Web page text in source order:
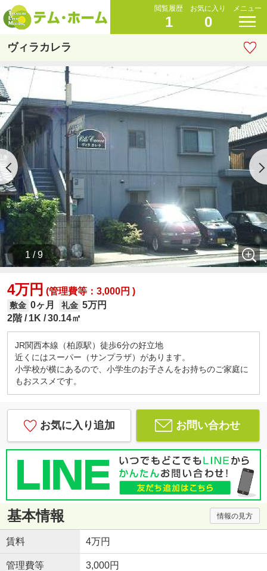
閲覧履歴
1
お気に入り
0
メニュー
ヴィラカレラ
1 / 9
4万円 (管理費等：3,000円 )
敷金 0ヶ月 礼金 5万円
2階
1K 30.14㎡
JR関西本線（柏原駅）徒歩6分の好立地
近くにはスーパー（サンプラザ）があります。
小学校が横にあるので、小学生のお子さんをお持ちのご家庭に
もおススメです。
お気に入り追加 お問い合わせ
基本情報 情報の見方
賃料 4万円
管理費等 3,000円